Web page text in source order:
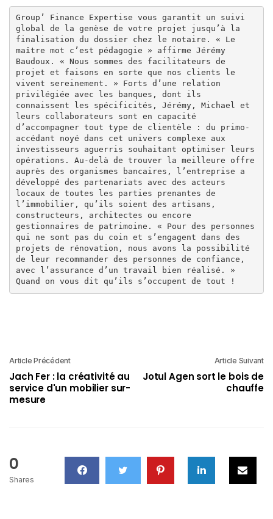
Group’ Finance Expertise vous garantit un suivi
global de la genèse de votre projet jusqu’à la
finalisation du dossier chez le notaire. « Le
maître mot c’est pédagogie » affirme Jérémy
Baudoux. « Nous sommes des facilitateurs de
projet et faisons en sorte que nos clients le
vivent sereinement. » Forts d’une relation
privilégiée avec les banques, dont ils
connaissent les spécificités, Jérémy, Michael et
leurs collaborateurs sont en capacité
d’accompagner tout type de clientèle : du primo-
accédant noyé dans cet univers complexe aux
investisseurs aguerris souhaitant optimiser leurs
opérations. Au-delà de trouver la meilleure offre
auprès des organismes bancaires, l’entreprise a
développé des partenariats avec des acteurs
locaux de toutes les parties prenantes de
l’immobilier, qu’ils soient des artisans,
constructeurs, architectes ou encore
gestionnaires de patrimoine. « Pour des personnes
qui ne sont pas du coin et s’engagent dans des
projets de rénovation, nous avons la possibilité
de leur recommander des personnes de confiance,
avec l’assurance d’un travail bien réalisé. »
Quand on vous dit qu’ils s’occupent de tout !
Article Précédent
Jach Fer : la créativité au
service d'un mobilier sur-
mesure
Article Suivant
Jotul Agen sort le bois de
chauffe
0
Shares